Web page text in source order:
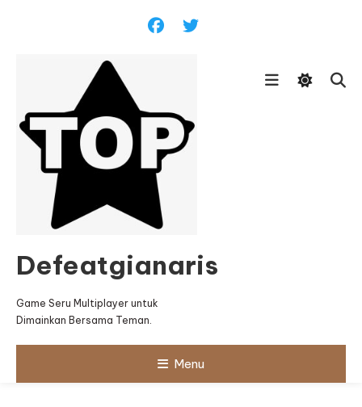
Defeatgianaris
Game Seru Multiplayer untuk
Dimainkan Bersama Teman.
Menu